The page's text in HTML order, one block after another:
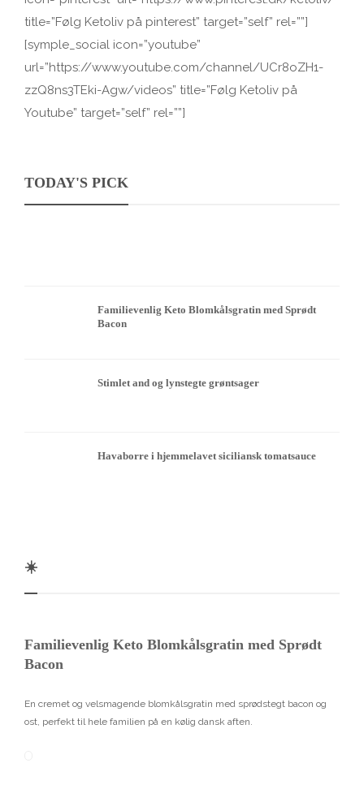
title=”Følg Ketoliv på pinterest” target=”self” rel=””]
[symple_social icon=”youtube”
url=”https://www.youtube.com/channel/UCr8oZH1-
zzQ8ns3TEki-Agw/videos” title=”Følg Ketoliv på
Youtube” target=”self” rel=””]
TODAY'S PICK
Familievenlig Keto Blomkålsgratin med Sprødt
Bacon
Stimlet and og lynstegte grøntsager
Havaborre i hjemmelavet siciliansk tomatsauce
☀️
Familievenlig Keto Blomkålsgratin med Sprødt
Bacon
En cremet og velsmagende blomkålsgratin med sprødstegt bacon og
ost, perfekt til hele familien på en kølig dansk aften.